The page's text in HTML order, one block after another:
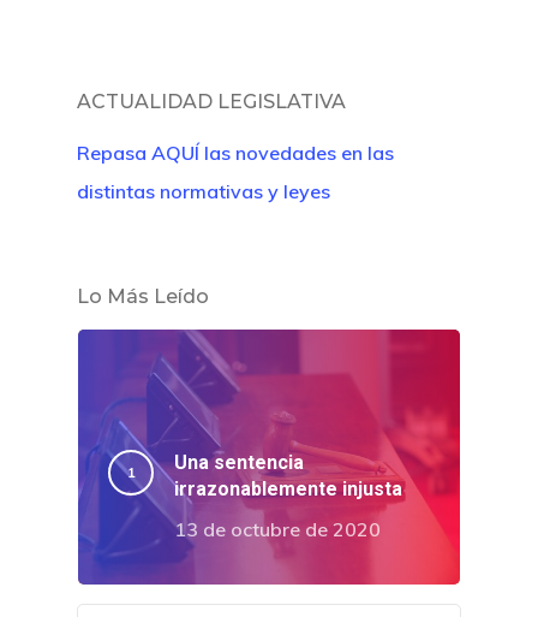
ACTUALIDAD LEGISLATIVA
Repasa AQUÍ las novedades en las
distintas normativas y leyes
Lo Más Leído
Una sentencia
irrazonablemente injusta
13 de octubre de 2020